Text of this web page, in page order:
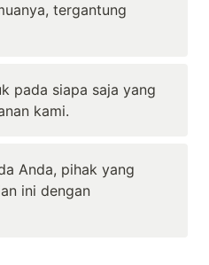
tergantung
pada siapa saja yang
kami.
Anda, pihak yang
ini dengan